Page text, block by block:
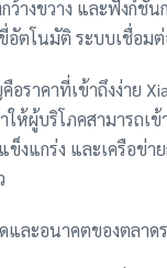
ว้างขวาง และฟังก์ชั่
อัตโนมัติ ระบบเชื่อม
อราคาที่เข้าถึงง่าย
ให้ผู้บริโภคสามารถ
ข็งแกร่ง และเครือข่
และอนาคตของตลา